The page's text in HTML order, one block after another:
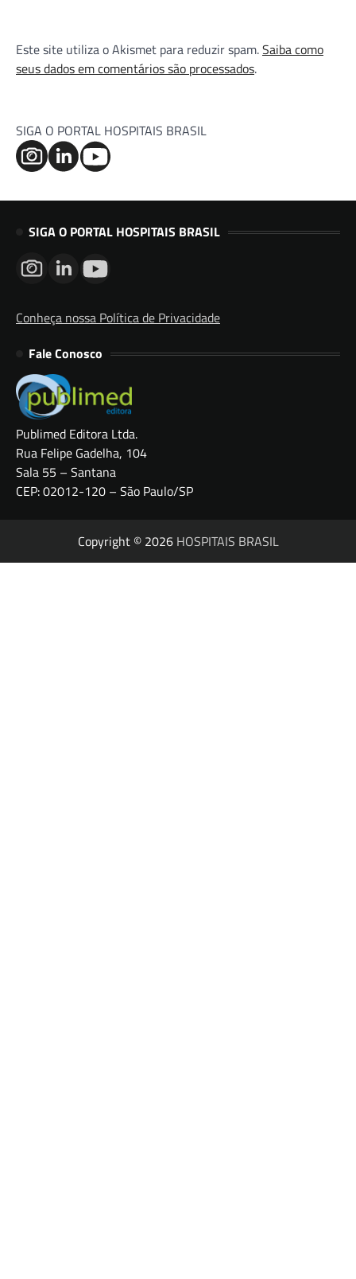
Este site utiliza o Akismet para reduzir spam.Saiba como
seus dados em comentários são processados.
SIGA O PORTAL HOSPITAIS BRASIL
SIGA O PORTAL HOSPITAIS BRASIL
Conheça nossa Política de Privacidade
Fale Conosco
Publimed Editora Ltda.
Rua Felipe Gadelha, 104
Sala 55 – Santana
CEP: 02012-120 – São Paulo/SP
Copyright © 2026 HOSPITAIS BRASIL